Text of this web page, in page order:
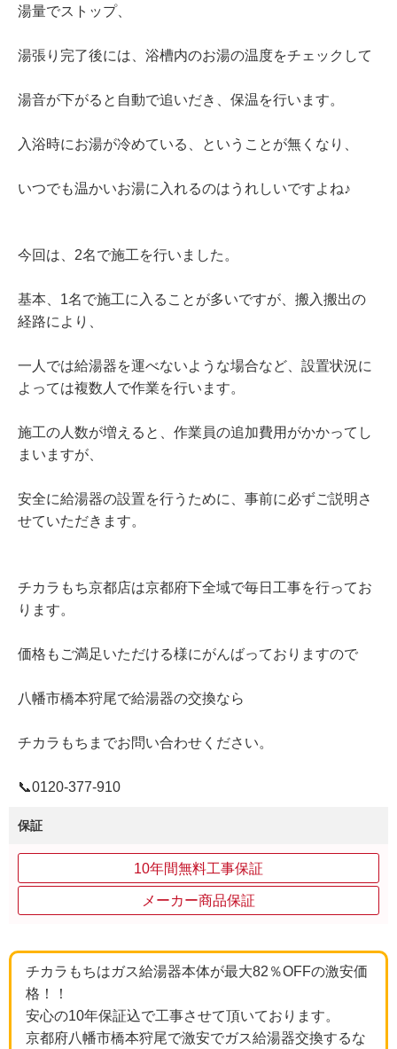
湯量でストップ、
湯張り完了後には、浴槽内のお湯の温度をチェックして
湯音が下がると自動で追いだき、保温を行います。
入浴時にお湯が冷めている、ということが無くなり、
いつでも温かいお湯に入れるのはうれしいですよね♪
今回は、2名で施工を行いました。
基本、1名で施工に入ることが多いですが、搬入搬出の
経路により、
一人では給湯器を運べないような場合など、設置状況に
よっては複数人で作業を行います。
施工の人数が増えると、作業員の追加費用がかかってし
まいますが、
安全に給湯器の設置を行うために、事前に必ずご説明さ
せていただきます。
チカラもち京都店は京都府下全域で毎日工事を行ってお
ります。
価格もご満足いただける様にがんばっておりますので
八幡市橋本狩尾で給湯器の交換なら
チカラもちまでお問い合わせください。
📞0120-377-910
保証
10年間無料工事保証
メーカー商品保証
チカラもちはガス給湯器本体が最大82％OFFの激安価
格！！
安心の10年保証込で工事させて頂いております。
京都府八幡市橋本狩尾で激安でガス給湯器交換するな